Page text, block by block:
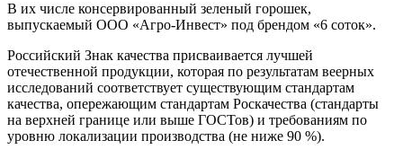
В их числе консервированный зеленый горошек,
выпускаемый ООО «Агро-Инвест» под брендом «6 соток».
Российский Знак качества присваивается лучшей
отечественной продукции, которая по результатам веерных
исследований соответствует существующим стандартам
качества, опережающим стандартам Роскачества (стандарты
на верхней границе или выше ГОСТов) и требованиям по
уровню локализации производства (не ниже 90 %).